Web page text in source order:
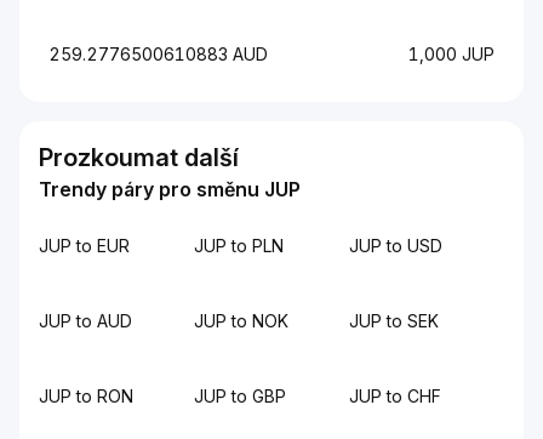
259.2776500610883 AUD 1,000 JUP
Prozkoumat další
Trendy páry pro směnu JUP
JUP to EUR JUP to PLN JUP to USD
JUP to AUD JUP to NOK JUP to SEK
JUP to RON JUP to GBP JUP to CHF